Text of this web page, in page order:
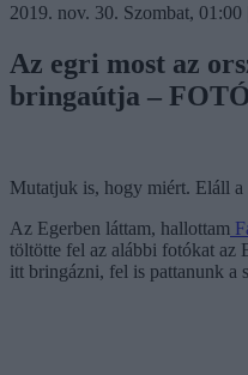
2019. nov. 30. Szombat,
Az egri most az
bringaútja –
Mutatjuk is, hogy miért. Eláll a
Az Egerben láttam, hallottam
töltötte fel az alábbi fotókat az
itt bringázni, fel is pattanunk a